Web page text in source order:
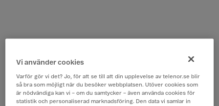
Vi använder cookies
Varför gör vi det? Jo, för att se till att din upplevelse av telenor.se blir
så bra som möjligt när du besöker webbplatsen. Utöver cookies som
är nödvändiga kan vi – om du samtycker – även använda cookies för
statistik och personaliserad marknadsföring. Den data vi samlar in